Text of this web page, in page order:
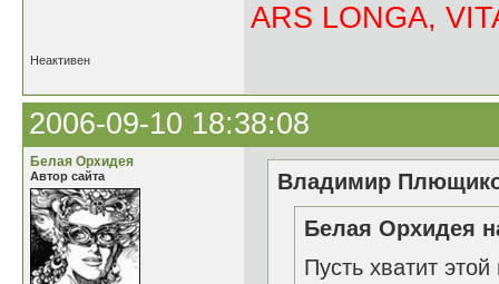
ARS LONGA,
Неактивен
2006-09-10 18:38:08
Белая Орхидея
Автор сайта
Владимир
Белая Орхидея
Пусть хватит